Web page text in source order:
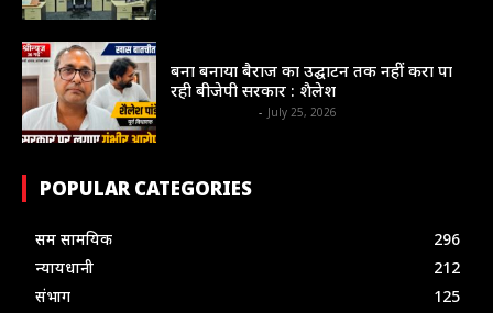
बना बनाया बैराज का उद्घाटन तक नहीं करा पा
रही बीजेपी सरकार : शैलेश
- July 25, 2026
POPULAR CATEGORIES
सम सामयिक
296
न्यायधानी
212
संभाग
125